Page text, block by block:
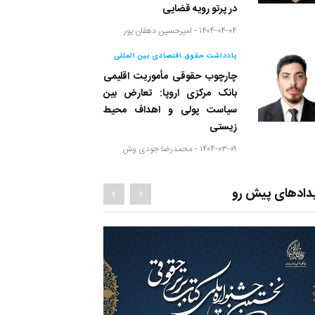
در پرتو رویه قضایی
۱۴۰۴-۰۴-۰۴ - امیرحسین دهقان پور
یادداشت حقوق اقتصادی بین المللی
چارچوب حقوقی مأموریت اقلیمی
بانک مرکزی اروپا: تعارض بین
سیاست پولی و اهداف محیط
زیستی
۱۴۰۴-۰۳-۰۹ - محمدرضا جودی وش
پیش رو